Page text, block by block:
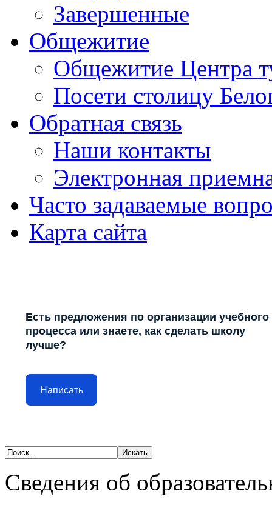
Завершенные
Общежитие
Общежитие Центра
Посети столицу
Обратная связь
Наши контакты
Электронная
Часто задаваемые
Карта сайта
Есть предложения по организации учебного
процесса или знаете, как сделать школу
лучше?
Написать
Сведения об